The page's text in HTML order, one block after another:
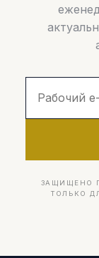
ЗАЩИЩЕНО
ТОЛЬКО